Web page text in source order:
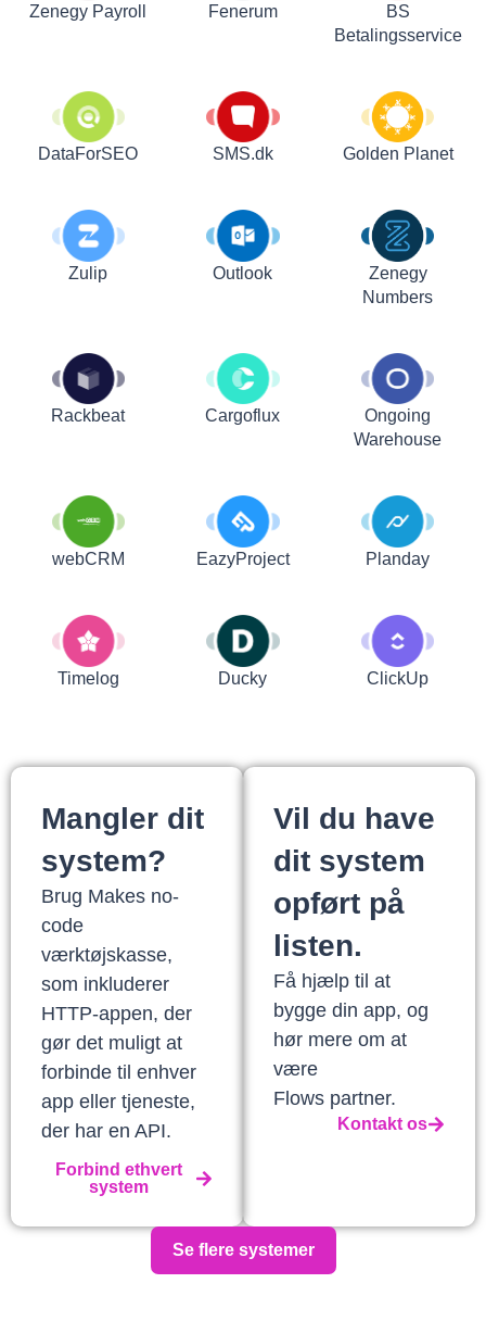
Zenegy Payroll Fenerum
BS
Betalingsservice
DataForSEO SMS.dk Golden Planet
Zulip Outlook
Zenegy
Numbers
Rackbeat Cargoflux
Ongoing
Warehouse
webCRM EazyProject Planday
Timelog Ducky ClickUp
Mangler dit
system?
Brug Makes no-
code
værktøjskasse,
som inkluderer
HTTP-appen, der
gør det muligt at
forbinde til enhver
app eller tjeneste,
der har en API.
Forbind ethvert
system
Vil du have
dit system
opført på
listen.
Få hjælp til at
bygge din app, og
hør mere om at
være
Flows partner.
Kontakt os
Se flere systemer